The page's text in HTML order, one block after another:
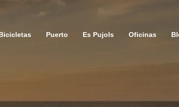
Puerto Es Pujols Oficinas